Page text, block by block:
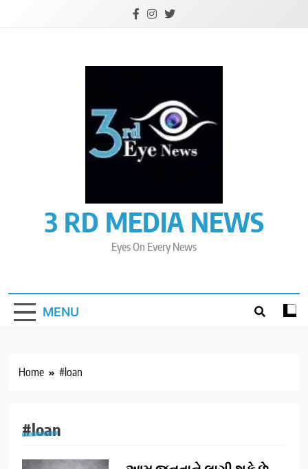
3 RD MEDIA NEWS
Eyes On Every News
MENU
Home #loan
#loan